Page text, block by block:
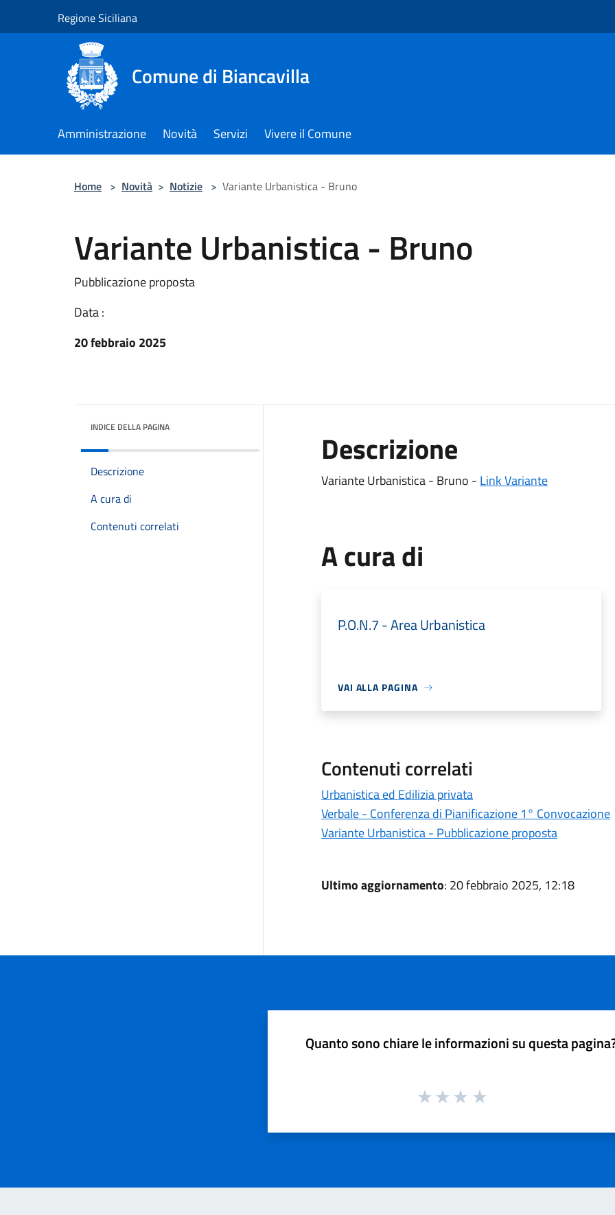
Regione Siciliana
Comune di Biancavilla
Amministrazione Novità Servizi Vivere il Comune
Home > Novità > Notizie > Variante Urbanistica - Bruno
Variante Urbanistica - Bruno
Pubblicazione proposta
Data :
20 febbraio 2025
INDICE DELLA PAGINA
Descrizione
A cura di
Contenuti correlati
Descrizione
Variante Urbanistica - Bruno - Link Variante
A cura di
P.O.N.7 - Area Urbanistica
VAI ALLA PAGINA
Contenuti correlati
Urbanistica ed Edilizia privata
Verbale - Conferenza di Pianificazione 1° Convocazione
Variante Urbanistica - Pubblicazione proposta
Ultimo aggiornamento: 20 febbraio 2025, 12:18
Quanto sono chiare le informazioni su questa